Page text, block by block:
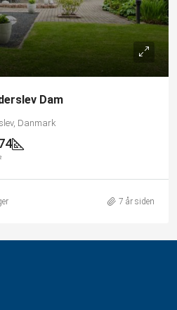
Dam
Danmark
7 år siden